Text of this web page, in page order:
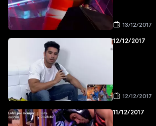
13/12/2017
12/12/2017
12/12/2017
11/12/2017